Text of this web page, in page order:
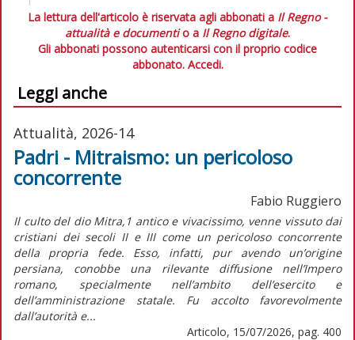
La lettura dell'articolo è riservata agli abbonati a Il Regno -
attualità e documentio a Il Regno digitale.
Gli abbonati possono autenticarsi con il proprio codice
abbonato. Accedi.
Leggi anche
Attualità, 2026-14
Padri - Mitraismo: un pericoloso
concorrente
Fabio Ruggiero
Il culto del dio Mitra,1 antico e vivacissimo, venne vissuto dai
cristiani dei secoli II e III come un pericoloso concorrente
della propria fede. Esso, infatti, pur avendo un’origine
persiana, conobbe una rilevante diffusione nell’Impero
romano, specialmente nell’ambito dell’esercito e
dell’amministrazione statale. Fu accolto favorevolmente
dall’autorità e...
Articolo, 15/07/2026, pag. 400